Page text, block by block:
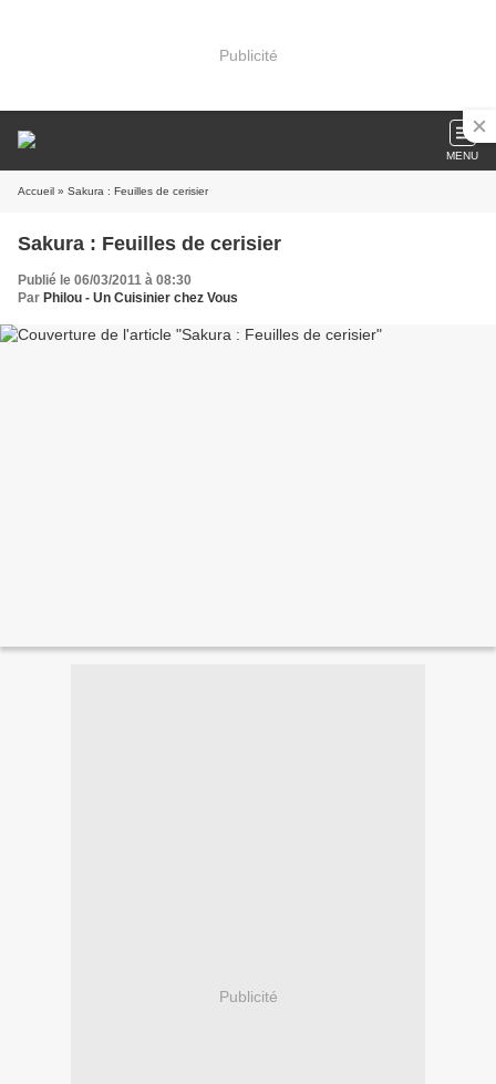
Publicité
MENU
Accueil » Sakura : Feuilles de cerisier
Sakura : Feuilles de cerisier
Publié le 06/03/2011 à 08:30
Par Philou - Un Cuisinier chez Vous
Publicité